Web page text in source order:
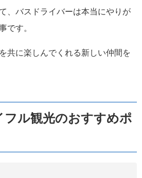
、バスドライバーは本当にやりが
です。
共に楽しんでくれる新しい仲間を
フル観光のおすすめポ